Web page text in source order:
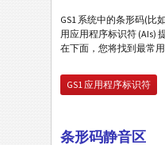
GS1 系统中的条形码(比
用应用程序标识符 (AIs)
在下面，您将找到最常
GS1 应用程序标识符
条形码静音区